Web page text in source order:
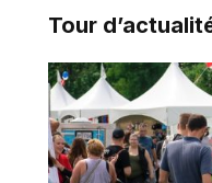
Tour